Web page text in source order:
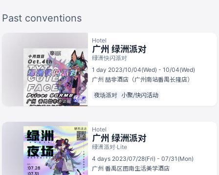
Past conventions
Hotel
广州 绿洲派对
绿洲快闪派对
1 day 2023/10/04(Wed) - 10/04(Wed)
广州 喆非酒店（广州南站番禺长隆店）
夜场派对 小聚/快闪活动
Hotel
广州 绿洲派对
绿洲派对·Lite
4 days 2023/07/28(Fri) - 07/31(Mon)
广州 番禹区图南生活美学酒店